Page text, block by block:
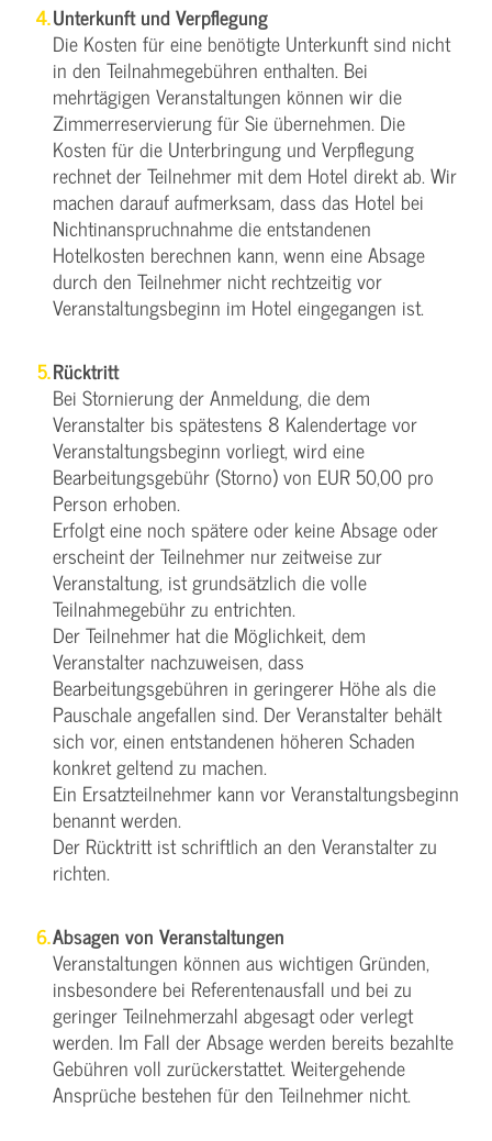
Unterkunft und Verpflegung
Die Kosten für eine benötigte Unterkunft sind nicht
in den Teilnahmegebühren enthalten. Bei
mehrtägigen Veranstaltungen können wir die
Zimmerreservierung für Sie übernehmen. Die
Kosten für die Unterbringung und Verpflegung
rechnet der Teilnehmer mit dem Hotel direkt ab. Wir
machen darauf aufmerksam, dass das Hotel bei
Nichtinanspruchnahme die entstandenen
Hotelkosten berechnen kann, wenn eine Absage
durch den Teilnehmer nicht rechtzeitig vor
Veranstaltungsbeginn im Hotel eingegangen ist.
Rücktritt
Bei Stornierung der Anmeldung, die dem
Veranstalter bis spätestens 8 Kalendertage vor
Veranstaltungsbeginn vorliegt, wird eine
Bearbeitungsgebühr (Storno) von EUR 50,00 pro
Person erhoben.
Erfolgt eine noch spätere oder keine Absage oder
erscheint der Teilnehmer nur zeitweise zur
Veranstaltung, ist grundsätzlich die volle
Teilnahmegebühr zu entrichten.
Der Teilnehmer hat die Möglichkeit, dem
Veranstalter nachzuweisen, dass
Bearbeitungsgebühren in geringerer Höhe als die
Pauschale angefallen sind. Der Veranstalter behält
sich vor, einen entstandenen höheren Schaden
konkret geltend zu machen.
Ein Ersatzteilnehmer kann vor Veranstaltungsbeginn
benannt werden.
Der Rücktritt ist schriftlich an den Veranstalter zu
richten.
Absagen von Veranstaltungen
Veranstaltungen können aus wichtigen Gründen,
insbesondere bei Referentenausfall und bei zu
geringer Teilnehmerzahl abgesagt oder verlegt
werden. Im Fall der Absage werden bereits bezahlte
Gebühren voll zurückerstattet. Weitergehende
Ansprüche bestehen für den Teilnehmer nicht.